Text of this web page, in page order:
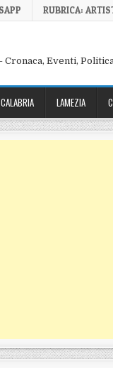
RUBRICA:
Eventi,
LAMEZIA